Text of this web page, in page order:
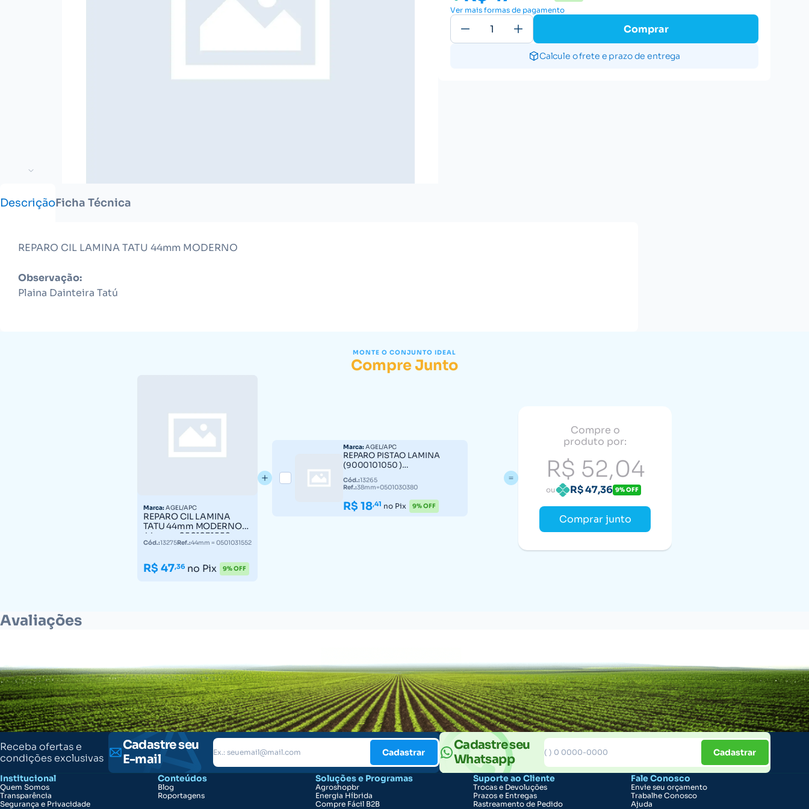
Ver mais formas de pagamento
Comprar
Calcule o frete e prazo de entrega
DescriçãoFicha Técnica
REPARO CIL LAMINA TATU 44mm MODERNO
Observação:
Plaina Dainteira Tatú
MONTE O CONJUNTO IDEAL
Compre Junto
Marca:AGEL/APC
REPARO CIL LAMINA
TATU 44mm MODERNO
44mm = 0501031552
Cód.:13275Ref.:44mm = 0501031552
R$ 47,36 no Pix 9% OFF
Marca:AGEL/APC
REPARO PISTAO LAMINA
(9000101050 )
38mm=0501030380
Cód.:13265
Ref.:38mm=0501030380
R$ 18,41 no Pix 9% OFF
Compre o
produto por:
R$ 52,04
ou R$ 47,36 9% OFF
Comprar junto
Avaliações
Receba ofertas e
condições exclusivas
Cadastre seu
E-mail
Cadastrar
Cadastre seu
Whatsapp
Cadastrar
Institucional
Quem Somos
Transparência
Segurança e Privacidade
Conteúdos
Blog
Roportagens
Soluções e Programas
Agroshopbr
Energia Híbrida
Compre Fácil B2B
Suporte ao Cliente
Trocas e Devoluções
Prazos e Entregas
Rastreamento de Pedido
Fale Conosco
Envie seu orçamento
Trabalhe Conosco
Ajuda